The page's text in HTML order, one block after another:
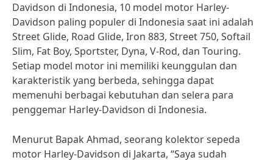
Davidson di Indonesia, 10 model motor Harley-
Davidson paling populer di Indonesia saat ini adalah
Street Glide, Road Glide, Iron 883, Street 750, Softail
Slim, Fat Boy, Sportster, Dyna, V-Rod, dan Touring.
Setiap model motor ini memiliki keunggulan dan
karakteristik yang berbeda, sehingga dapat
memenuhi berbagai kebutuhan dan selera para
penggemar Harley-Davidson di Indonesia.
Menurut Bapak Ahmad, seorang kolektor sepeda
motor Harley-Davidson di Jakarta, “Saya sudah